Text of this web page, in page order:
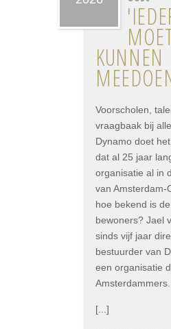
KUNNEN
Voorscholen,
vraagbaak bij
Dynamo doet
dat al 25 jaar
organisatie al in
van Amsterdam-
hoe bekend is
bewoners? Jael
sinds vijf jaar
bestuurder van
een organisatie
Amsterdammers.
[...]